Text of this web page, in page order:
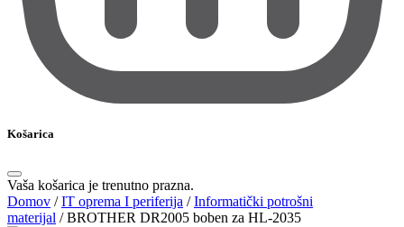
Košarica
Vaša košarica je trenutno prazna.
Domov /IT oprema I periferija /Informatički potrošni
materijal /BROTHER DR2005 boben za HL-2035